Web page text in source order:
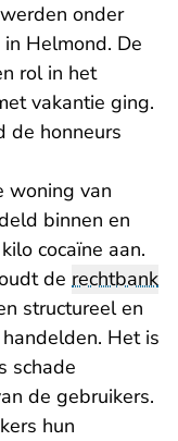
onder
Helmond. De
rol in het
vakantie ging.
de honneurs
woning van
binnen en
cocaïne aan.
de rechtbank
structureel en
Het is
schade
de gebruikers.
hun